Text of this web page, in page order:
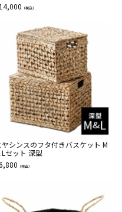
14,000 （税込）
ヤシンスのフタ付きバスケット M
Lセット 深型
（税込）